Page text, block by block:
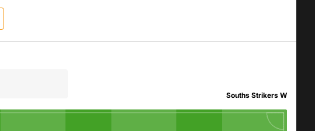
Souths Strikers W